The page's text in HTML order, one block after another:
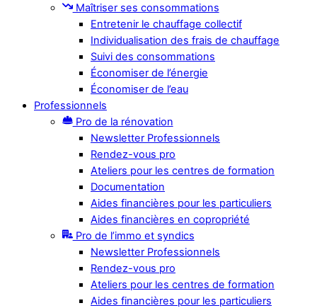
Maîtriser ses consommations
Entretenir le chauffage collectif
Individualisation des frais de chauffage
Suivi des consommations
Économiser de l’énergie
Économiser de l’eau
Professionnels
Pro de la rénovation
Newsletter Professionnels
Rendez-vous pro
Ateliers pour les centres de formation
Documentation
Aides financières pour les particuliers
Aides financières en copropriété
Pro de l’immo et syndics
Newsletter Professionnels
Rendez-vous pro
Ateliers pour les centres de formation
Aides financières pour les particuliers